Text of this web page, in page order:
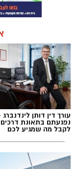
עורך דין דותן לינדנברג
נפגעתם בתאונת
לקבל מה שמגיע לכם